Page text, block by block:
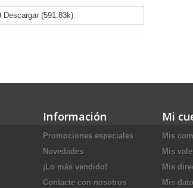
Descargar (591.83k)
Información
Promociones especiales
Novedades
¡Lo más vendido!
Contacte con nosotros
Mi
Mis
Mis
Mis
Mis